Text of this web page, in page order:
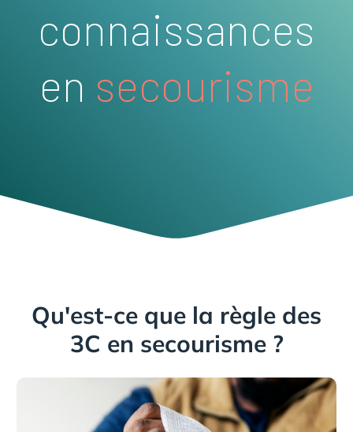
connaissances
en secourisme
Qu'est-ce que la règle des
3C en secourisme ?